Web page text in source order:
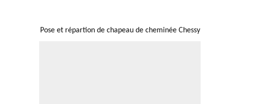
Pose et répartion de chapeau de cheminée Chessy